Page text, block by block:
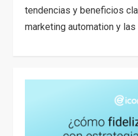
tendencias y beneficios
marketing automation y las